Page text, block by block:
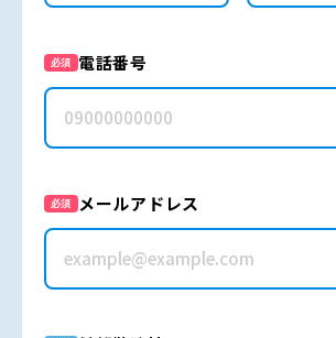
必須 電話番号
必須 メールアドレス